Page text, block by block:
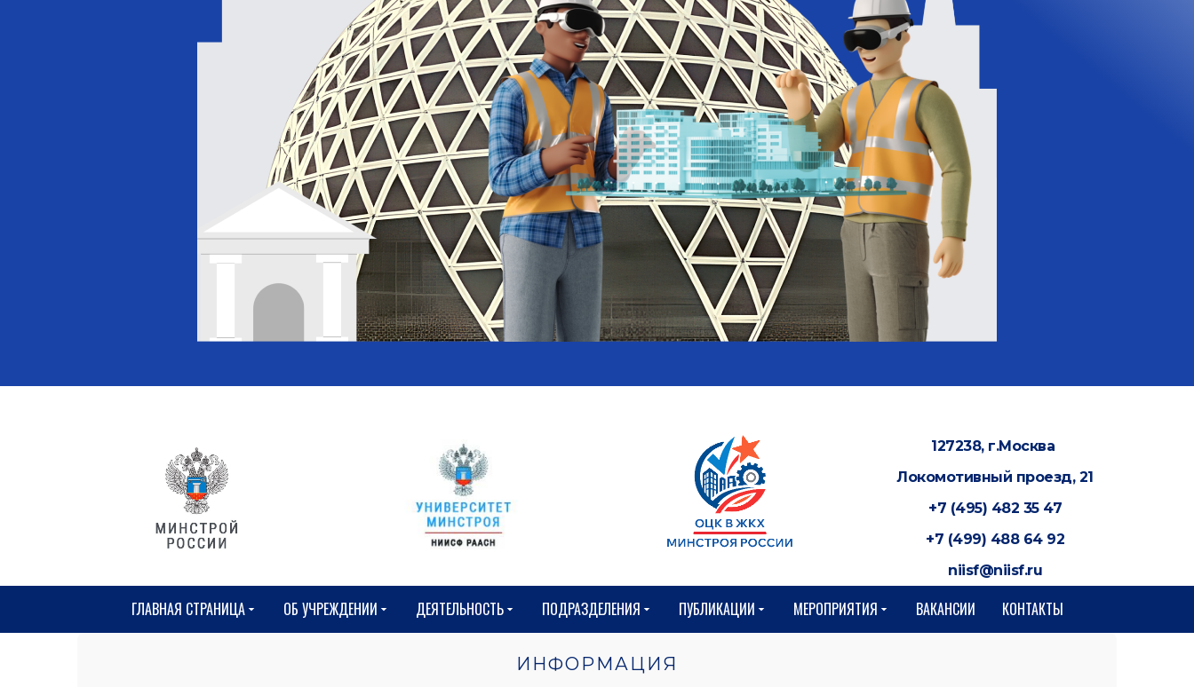
127238, г.Москва
Локомотивный проезд, 21
+7 (495) 482 35 47
+7 (499) 488 64 92
niisf@niisf.ru
ГЛАВНАЯ СТРАНИЦА ОБ УЧРЕЖДЕНИИ ДЕЯТЕЛЬНОСТЬ ПОДРАЗДЕЛЕНИЯ ПУБЛИКАЦИИ МЕРОПРИЯТИЯ ВАКАНСИИ КОНТАКТЫ
ИНФОРМАЦИЯ